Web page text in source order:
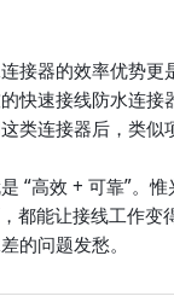
接器的效率优势
快速接线防水连
类连接器后，类似
是 “高效 + 可靠”。
都能让接线工作
的问题发愁。